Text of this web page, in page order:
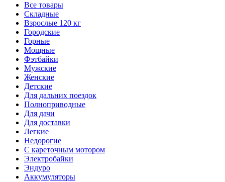
Все товары
Складные
Взрослые 120 кг
Городские
Горные
Мощные
Фэтбайки
Мужские
Женские
Детские
Для дальних поездок
Полноприводные
Для дачи
Для доставки
Легкие
Недорогие
С кареточным мотором
Электробайки
Эндуро
Аккумуляторы